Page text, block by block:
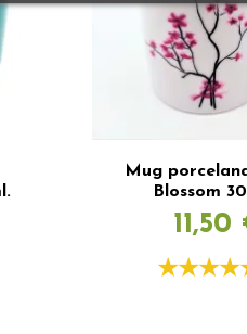
Mug
Blossom
11,50